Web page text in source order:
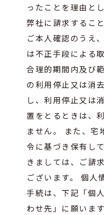
ったことを理由と
弊社に請求するこ
ご本人確認のうえ
は不正手段による
合理的期間内及び
の利用停止又は消
し、利用停止又は
置をとるときは、
ません。 また、宅
令に基づき保有し
きましては、ご請
ございます。 個人
手続は、下記「個
わせ先」に願います